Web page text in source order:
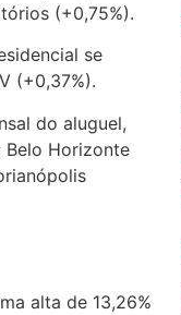
(+0,75%).
se
(+0,37%).
do aluguel,
Belo Horizonte
alta de 13,26%